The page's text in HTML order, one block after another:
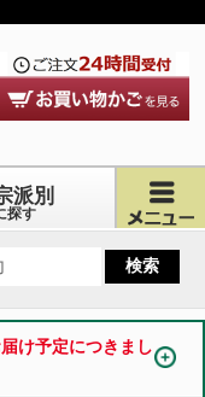
派別
探す
け予定につきまし